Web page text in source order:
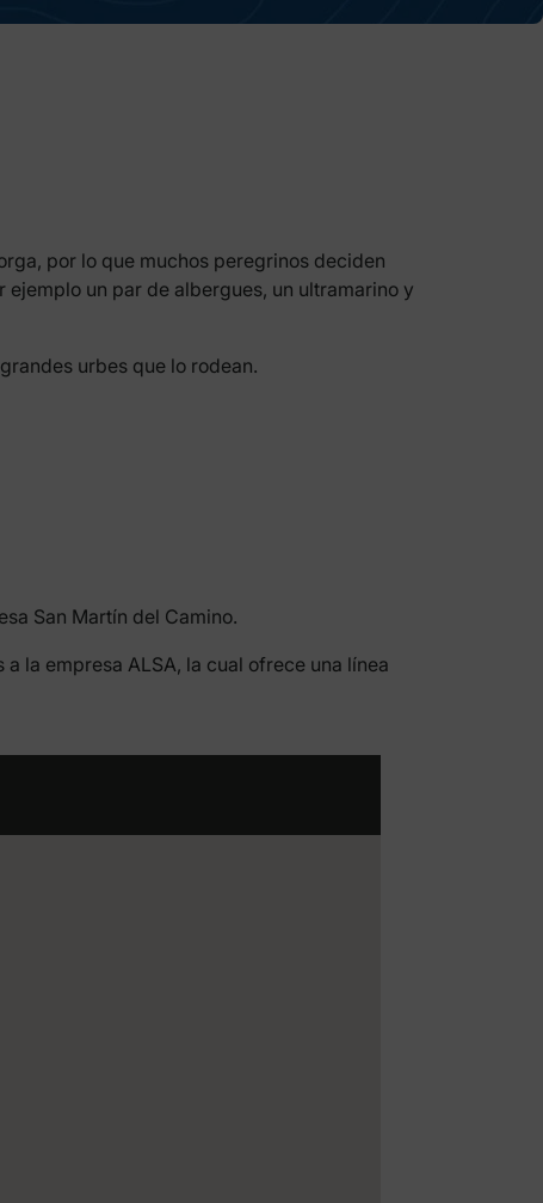
por lo que muchos peregrinos deciden
un par de albergues, un ultramarino y
urbes que lo rodean.
San Martín del Camino.
la empresa ALSA, la cual ofrece una línea